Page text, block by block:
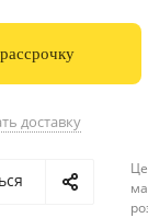
доставку